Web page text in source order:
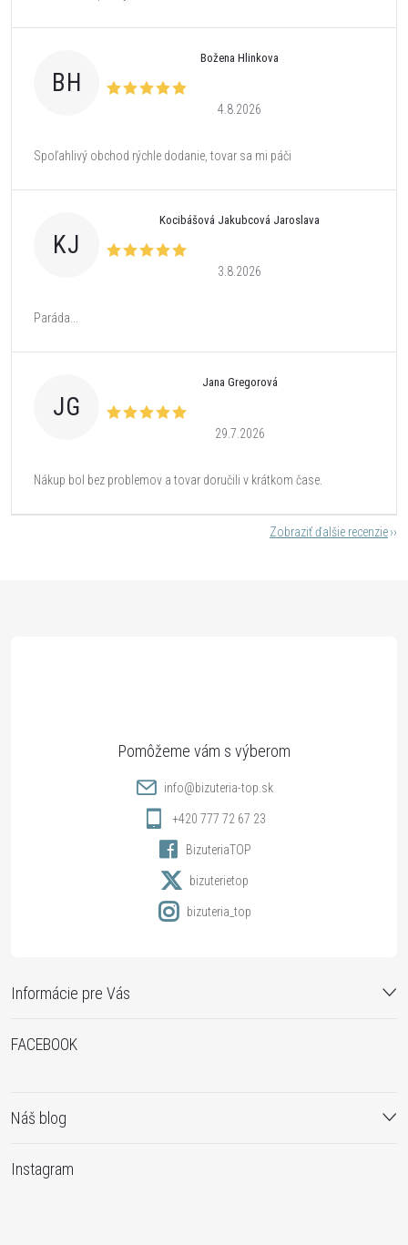
BH
Božena Hlinkova
4.8.2026
Spoľahlivý obchod rýchle dodanie, tovar sa mi páči
KJ
Kocibášová Jakubcová Jaroslava
3.8.2026
Paráda...
JG
Jana Gregorová
29.7.2026
Nákup bol bez problemov a tovar doručili v krátkom čase.
Zobraziť ďalšie recenzie
Informácie pre Vás
info@bizuteria-top.sk
+420 777 72 67 23
BizuteriaTOP
bizuterietop
bizuteria_top
FACEBOOK
Náš blog
Instagram